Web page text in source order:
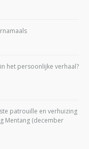
het persoonlijke verhaal?
patrouille en verhuizing
Mentang (december